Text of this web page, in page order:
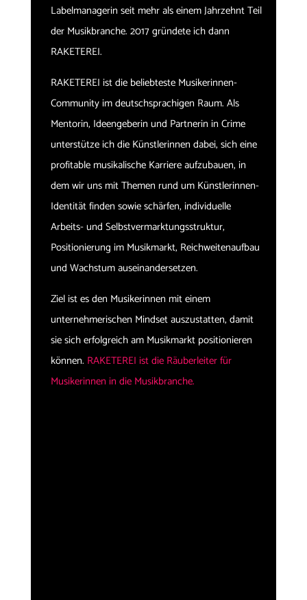
Labelmanagerin seit mehr als einem Jahrzehnt Teil
der Musikbranche. 2017 gründete ich dann
RAKETEREI.
RAKETEREI ist die beliebteste Musikerinnen-
Community im deutschsprachigen Raum. Als
Mentorin, Ideengeberin und Partnerin in Crime
unterstütze ich die Künstlerinnen dabei, sich eine
profitable musikalische Karriere aufzubauen, in
dem wir uns mit Themen rund um Künstlerinnen-
Identität finden sowie schärfen, individuelle
Arbeits- und Selbstvermarktungsstruktur,
Positionierung im Musikmarkt, Reichweitenaufbau
und Wachstum auseinandersetzen.
Ziel ist es den Musikerinnen mit einem
unternehmerischen Mindset auszustatten, damit
sie sich erfolgreich am Musikmarkt positionieren
können. RAKETEREI ist die Räuberleiter für
Musikerinnen in die Musikbranche.